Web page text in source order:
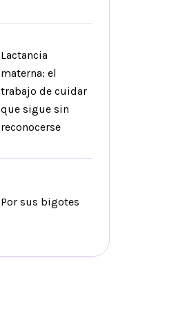
Lactancia
materna: el
trabajo de cuidar
que sigue sin
reconocerse
Por sus bigotes